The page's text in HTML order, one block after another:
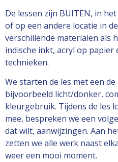
De lessen zijn BUITEN, in
of op een andere locatie in
verschillende materialen als
indische inkt, acryl op papier
technieken.
We starten de les met een
bijvoorbeeld licht/donker,
kleurgebruik. Tijdens de les
mee, bespreken we een
dat wilt, aanwijzingen. Aan
zetten we alle werk naast
weer een mooi moment.